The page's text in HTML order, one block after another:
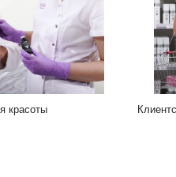
красоты